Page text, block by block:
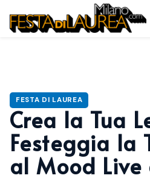
FESTA DI LAUREA
Crea la Tua
Festeggia la
al Mood